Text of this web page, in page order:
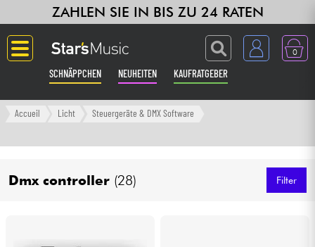
ZAHLEN SIE IN BIS ZU 24 RATEN
0
SCHNÄPPCHEN NEUHEITEN KAUFRATGEBER
Langue
Verstärker & Effekte
Accueil Licht Steuergeräte & DMX Software
Dmx controller (28) Filter